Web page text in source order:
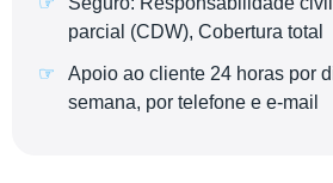
parcial (CDW), Cobertura total
Apoio ao cliente 24 horas por
semana, por telefone e e-mail